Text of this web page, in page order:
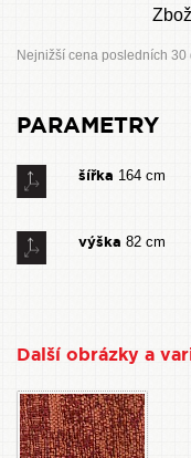
Nejnižší cena posledních 30
PARAMETRY
šířka 164 cm
výška 82 cm
Další obrázky a